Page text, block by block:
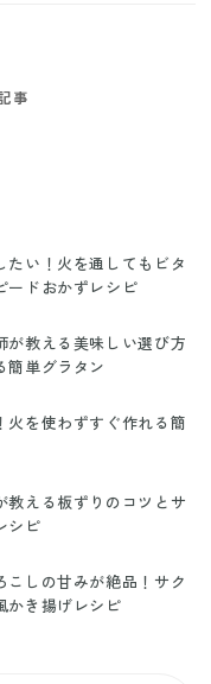
事
たい！火を通してもビタ
ードおかずレシピ
が教える美味しい選び方
簡単グラタン
火を使わずすぐ作れる簡
教える板ずりのコツとサ
シピ
こしの甘みが絶品！サク
かき揚げレシピ